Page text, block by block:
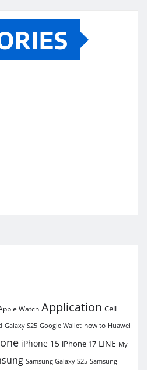
Watch Application Cell
Galaxy S25 Google Wallet how to Huawei
iPhone 15 iPhone 17 LINE My
Samsung Galaxy S25 Samsung